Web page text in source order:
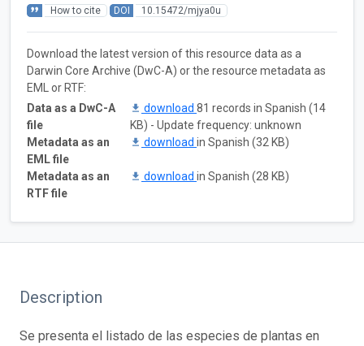
How to cite DOI 10.15472/mjya0u
Download the latest version of this resource data as a
Darwin Core Archive (DwC-A) or the resource metadata as
EML or RTF:
Data as a DwC-A
file
download 81 records in Spanish (14
KB) - Update frequency: unknown
Metadata as an
EML file
download in Spanish (32 KB)
Metadata as an
RTF file
download in Spanish (28 KB)
Description
Se presenta el listado de las especies de plantas en